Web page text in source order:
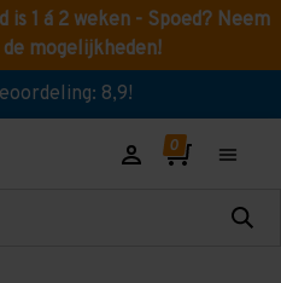
1 á 2 weken - Spoed? Neem
mogelijkheden!
8,9!